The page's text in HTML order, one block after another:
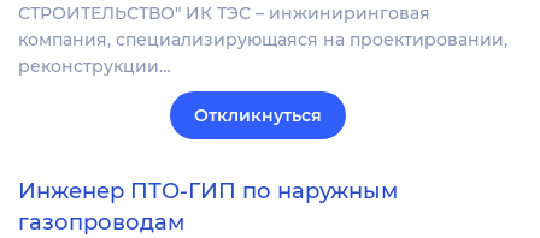
СТРОИТЕЛЬСТВО" ИК ТЭС – инжиниринговая
компания, специализирующаяся на проектировании,
реконструкции…
Откликнуться
Инженер ПТО-ГИП по наружным
газопроводам